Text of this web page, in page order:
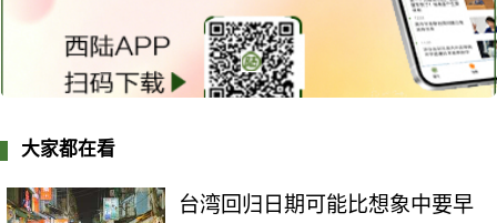
大家都在看
台湾回归日期可能比想象中要早